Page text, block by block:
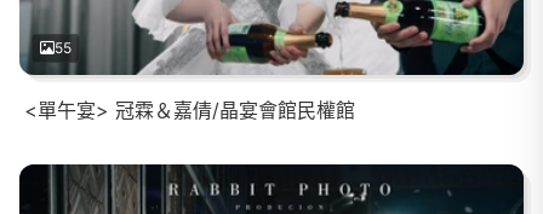
55
<單午宴> 冠霖＆嘉倩/晶宴會館民權館